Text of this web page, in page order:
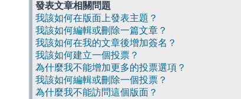
發表文章相關問題
我該如何在版面上發表主題？
我該如何編輯或刪除一篇文章？
我該如何在我的文章後增加簽名？
我該如何建立一個投票？
為什麼我不能增加更多的投票選項？
我該如何編輯或刪除一個投票？
為什麼我不能訪問這個版面？